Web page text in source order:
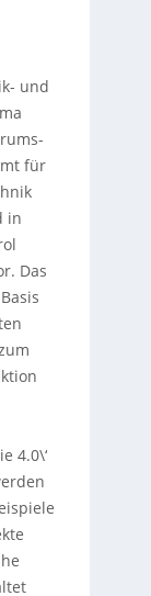
und
für
in
Das
4.0\‘